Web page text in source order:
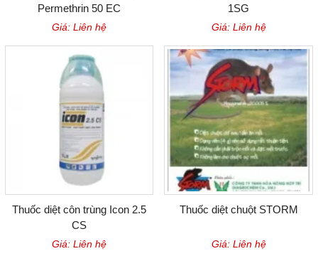
Permethrin 50 EC
Giá: Liên hệ
1SG
Giá: Liên hệ
Thuốc diệt côn trùng Icon 2.5
CS
Giá: Liên hệ
Thuốc diệt chuột STORM
Giá: Liên hệ